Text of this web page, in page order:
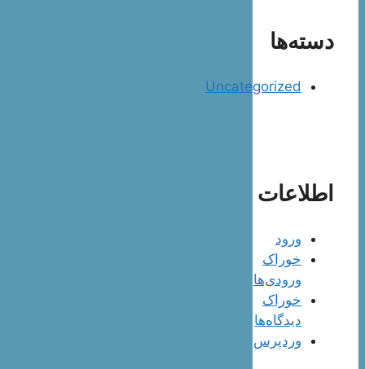
دسته‌ها
Uncategorized
اطلاعات
ورود
خوراک
ورودی‌ها
خوراک
دیدگاه‌ها
وردپرس